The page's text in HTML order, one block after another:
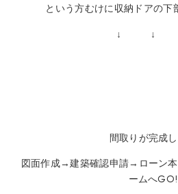
という方むけに収納ドアの
↓ ↓
間取りが完成
図面作成→建築確認申請→ローン
ームへGO!